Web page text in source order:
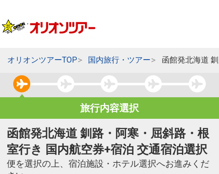
オリオンツアーTOP 国内旅行・ツアー 函館発北海道
旅行内容選択
函館発北海道 釧路・阿寒・屈斜路・根
室行き 国内航空券+宿泊 交通宿泊選択
便を選択の上、宿泊施設・ホテル選択へお進みくだ